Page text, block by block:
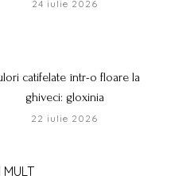
24 iulie 2026
catifelate într-o floare la
ghiveci: gloxinia
22 iulie 2026
MULT